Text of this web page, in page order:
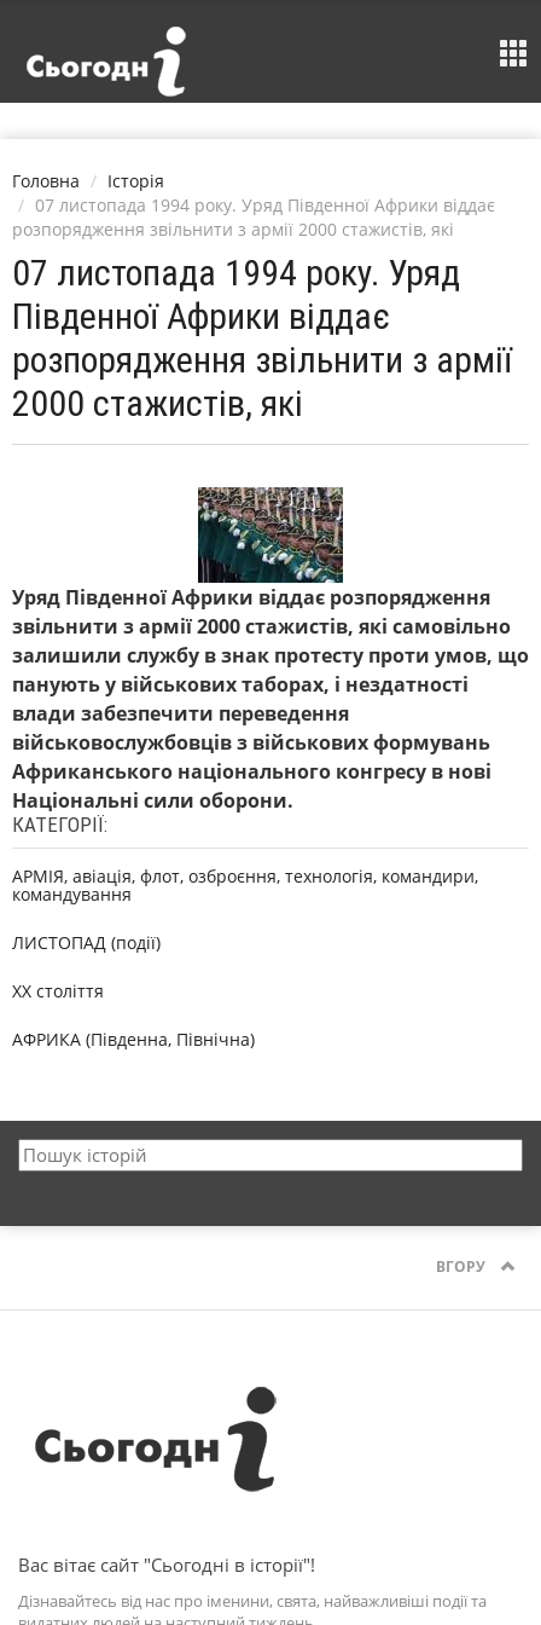
Головна
Історія
07 листопада 1994 року. Уряд Південної Африки віддає
розпорядження звільнити з армії 2000 стажистів, які
07 листопада 1994 року. Уряд
Південної Африки віддає
розпорядження звільнити з армії
2000 стажистів, які
Уряд Південної Африки віддає розпорядження
звільнити з армії 2000 стажистів, які самовільно
залишили службу в знак протесту проти умов, що
панують у військових таборах, і нездатності
влади забезпечити переведення
військовослужбовців з військових формувань
Африканського національного конгресу в нові
Національні сили оборони.
КАТЕГОРІЇ:
АРМІЯ, авіація, флот, озброєння, технологія, командири,
командування
ЛИСТОПАД (події)
XX століття
АФРИКА (Південна, Північна)
ВГОРУ
Вас вітає сайт "Сьогодні в історії"!
Дізнавайтесь від нас про іменини, свята, найважливіші події та